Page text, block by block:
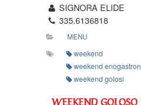
nel
piatto
bicchiere
SIGNORA ELIDE
335.6136818
MENU
weekend
weekend
weekend golosi
WEEKEND